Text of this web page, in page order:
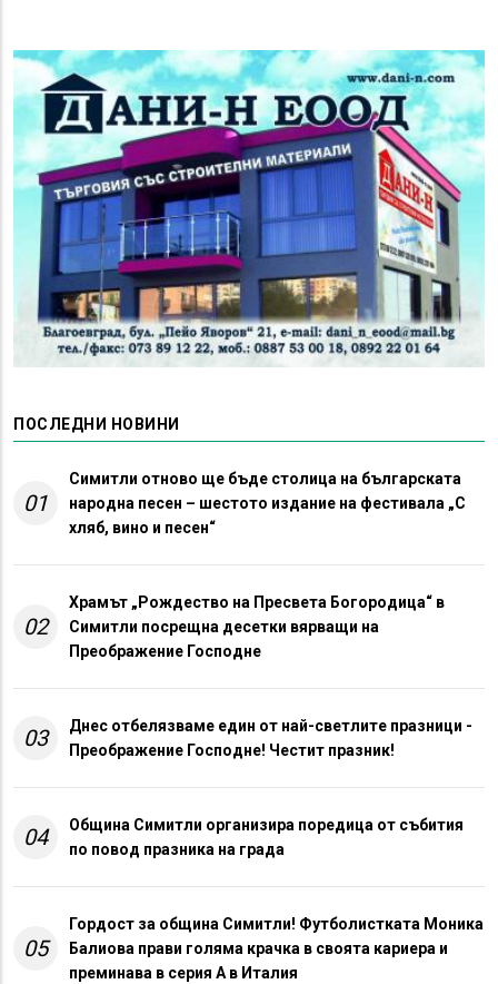
ПОСЛЕДНИ НОВИНИ
01
Симитли отново ще бъде столица на българската
народна песен – шестото издание на фестивала „С
хляб, вино и песен“
02
Храмът „Рождество на Пресвета Богородица“ в
Симитли посрещна десетки вярващи на
Преображение Господне
03
Днес отбелязваме един от най-светлите празници -
Преображение Господне! Честит празник!
04
Община Симитли организира поредица от събития
по повод празника на града
05
Гордост за община Симитли! Футболистката Моника
Балиова прави голяма крачка в своята кариера и
преминава в серия А в Италия